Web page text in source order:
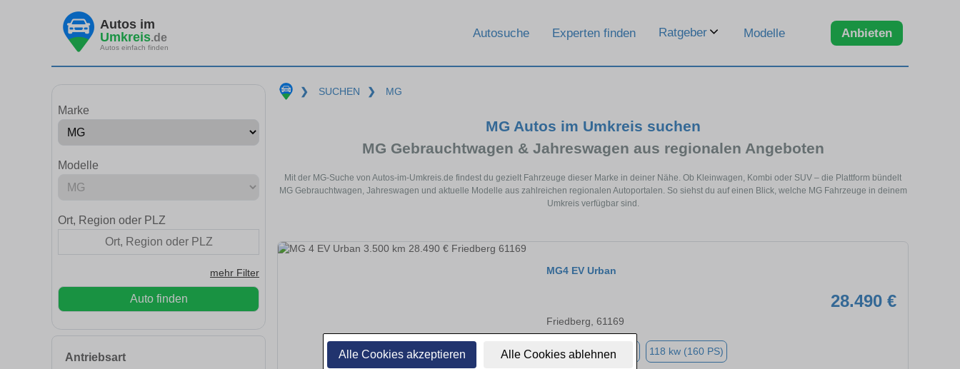
Alle Cookies akzeptieren Alle Cookies ablehnen
Autos im
Umkreis.de
Autos einfach finden
Autosuche Experten finden Ratgeber Modelle Anbieten
Marke
Modelle
Ort, Region oder PLZ
mehr Filter
Auto finden
Antriebsart
❯ SUCHEN ❯ MG
MG Autos im Umkreis suchen
MG Gebrauchtwagen & Jahreswagen aus regionalen Angeboten
Mit der MG-Suche von Autos-im-Umkreis.de findest du gezielt Fahrzeuge dieser Marke in deiner Nähe. Ob Kleinwagen, Kombi oder SUV – die Plattform bündelt
MG Gebrauchtwagen, Jahreswagen und aktuelle Modelle aus zahlreichen regionalen Autoportalen. So siehst du auf einen Blick, welche MG Fahrzeuge in deinem
Umkreis verfügbar sind.
MG4 EV Urban
28.490 €
Friedberg, 61169
3.500 km Elektro 118 kw (160 PS)